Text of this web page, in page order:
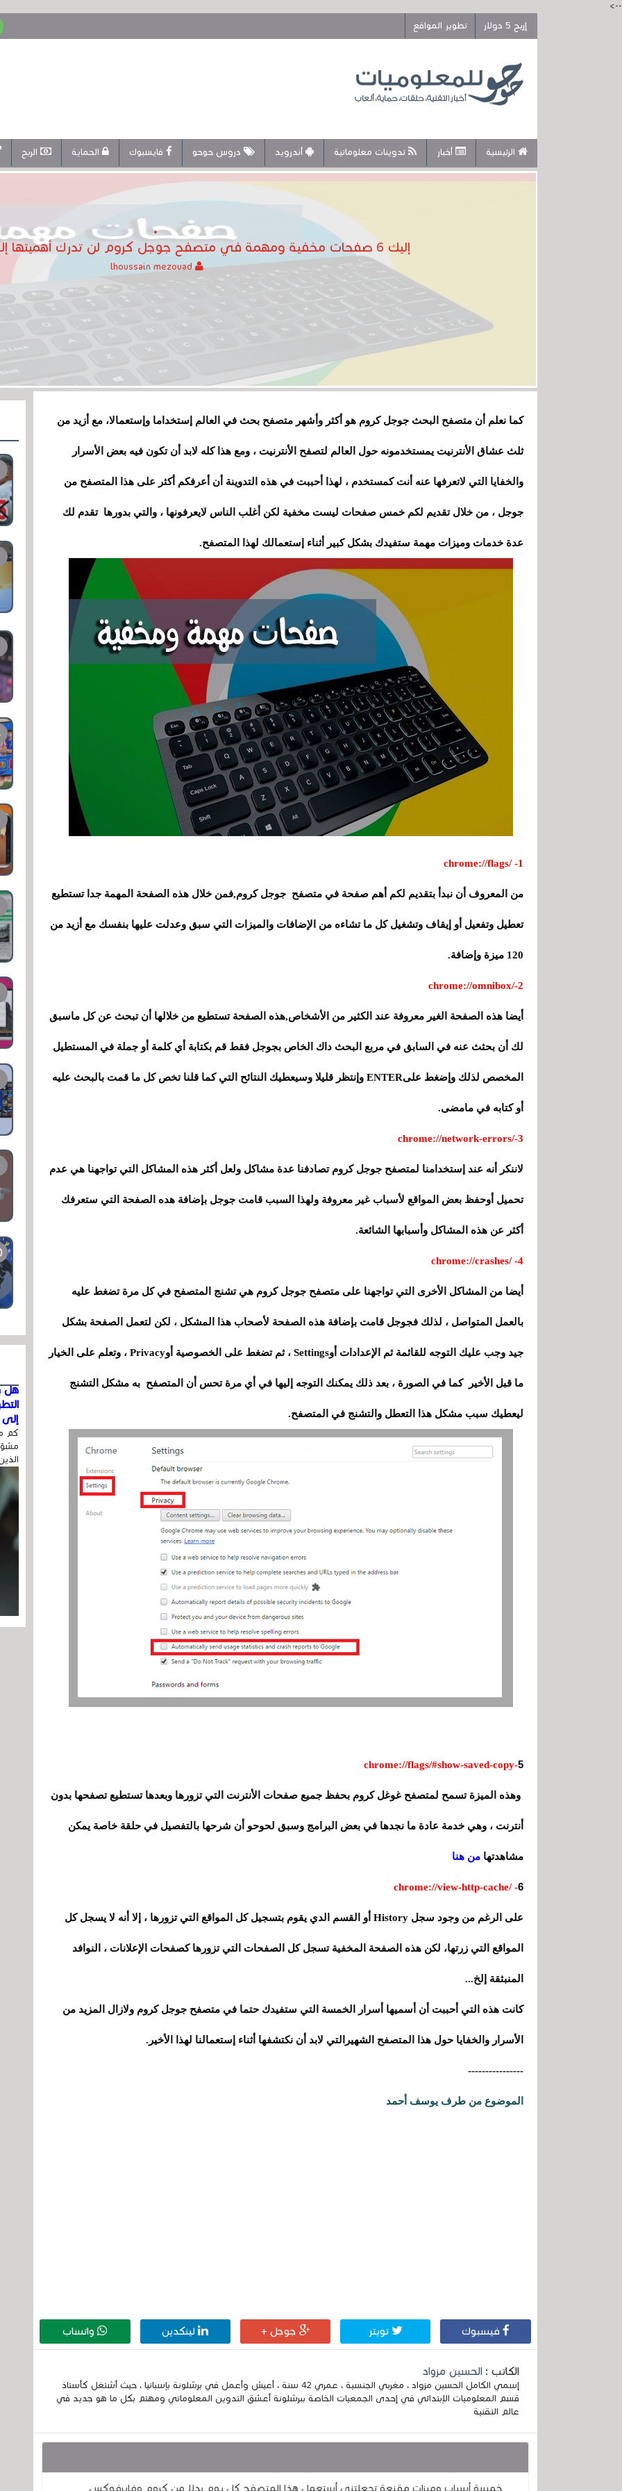
-->
إربح 5 دولار
تطوير المواقع
الرئيسية أخبار تدوينات معلوماتية أندرويد دروس حوحو فايسبوك الحماية الربح
إليك 6 صفحات مخفية ومهمة في متصفح جوجل كروم لن تدرك أهميتها إلا بعد التعرف عليها
lhoussain mezouad
كما نعلم أن متصفح البحث جوجل كروم هو أكثر وأشهر متصفح بحث في العالم إستخداما وإستعمالا، مع أزيد من
ثلث عشاق الأنترنيت يمستخدمونه حول العالم لتصفح الأنترنيت ، ومع هذا كله لابد أن تكون فيه بعض الأسرار
والخفايا التي لاتعرفها عنه أنت كمستخدم ، لهذا أحببت في هذه التدوينة أن أعرفكم أكثر على هذا المتصفح من
جوجل ، من خلال تقديم لكم خمس صفحات ليست مخفية لكن أغلب الناس لايعرفونها ، والتي بدورها تقدم لك
عدة خدمات وميزات مهمة ستفيدك بشكل كبير أثناء إستعمالك لهذا المتصفح.
1- /chrome://flags
من المعروف أن نبدأ بتقديم لكم أهم صفحة في متصفح جوجل كروم,فمن خلال هذه الصفحة المهمة جدا تستطيع
تعطيل وتفعيل أو إيقاف وتشغيل كل ما تشاءه من الإضافات والميزات التي سبق وعدلت عليها بنفسك مع أزيد من
120 ميزة وإضافة.
2-/chrome://omnibox
أيضا هذه الصفحة الغير معروفة عند الكثير من الأشخاص,هذه الصفحة تستطيع من خلالها أن تبحث عن كل ماسبق
لك أن بحثث عنه في السابق في مربع البحث داك الخاص بجوجل فقط قم بكتابة أي كلمة أو جملة في المستطيل
المخصص لذلك وإضغط علىENTER وإنتظر قليلا وسيعطيك النتائح التي كما قلنا تخص كل ما قمت بالبحث عليه
أو كتابه في مامضى.
chrome://network-errors/-3
لاننكر أنه عند إستخدامنا لمتصفح جوجل كروم تصادفنا عدة مشاكل ولعل أكثر هذه المشاكل التي تواجهنا هي عدم
تحميل أوحفظ بعض المواقع لأسباب غير معروفة ولهذا السبب قامت جوجل بإضافة هده الصفحة التي ستعرفك
أكثر عن هذه المشاكل وأسبابها الشائعة.
4- /chrome://crashes
أيضا من المشاكل الأخرى التي تواجهنا على متصفح جوجل كروم هي تشنج المتصفح في كل مرة تضغط عليه
بالعمل المتواصل ، لذلك فجوجل قامت بإضافة هذه الصفحة لأصحاب هذا المشكل ، لكن لتعمل الصفحة بشكل
جيد وجب عليك التوجه للقائمة ثم الإعدادات أوSettings ،ثم تضغط على الخصوصية أوPrivacy ، وتعلم على الخيار
ما قبل الأخير كما في الصورة ، بعد ذلك يمكنك التوجه إليها في أي مرة تحس أن المتصفح به مشكل التشنج
ليعطيك سبب مشكل هذا التعطل والتشنج في المتصفح.
5
-chrome://flags/#show-saved-copy
وهذه الميزة تسمح لمتصفح غوغل كروم بحفظ جميع صفحات الأنترنت التي تزورها وبعدها تستطيع تصفحها بدون
أنترنت ، وهي خدمة عادة ما نجدها في بعض البرامج وسبق لحوحو أن شرحها بالتفصيل في حلقة خاصة يمكن
مشاهدتها من هنا
6
- /chrome://view-http-cache
على الرغم من وجود سجل History أو القسم الدي يقوم بتسجيل كل المواقع التي تزورها ، إلا أنه لا يسجل كل
المواقع التي زرتها، لكن هذه الصفحة المخفية تسجل كل الصفحات التي تزورها كصفحات الإعلانات ، النوافد
المنبثقة إلخ...
كانت هذه التي أحببت أن أسميها أسرار الخمسة التي ستفيدك حتما في متصفح جوجل كروم ولازال المزيد من
الأسرار والخفايا حول هذا المتصفح الشهيرالتي لابد أن نكتشفها أثناء إستعمالنا لهذا الأخير.
----------------
الموضوع من طرف يوسف أحمد
فيسبوك تويتر جوجل + لينكدين واتساب
الكاتب : الحسين مزواد
إسمي الكامل الحسين مزواد ، مغربي الجنسية ، عمري 42 سنة ، أعيش وأعمل في برشلونة بإسبانيا ، حيث أشتغل كأستاذ
قسم المعلوميات الإبتدائي في إحدى الجمعيات الخاصة ببرشلونة أعشق التدوين المعلوماتي ومهتم بكل ما هو جديد في
عالم التقنية
خمسة أسباب وميزات مقنعة تجعلتني أستعمل هذا المتصفح كل يوم بدلا من كروم وفايرفوكس
هل
إلى
كم